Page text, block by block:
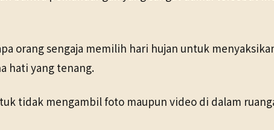
orang sengaja memilih hari hujan untuk
hati yang tenang.
tidak mengambil foto maupun video di dalam